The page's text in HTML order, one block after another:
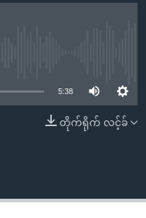
5:38
တိုက်ရိုက် လင့်ခ်